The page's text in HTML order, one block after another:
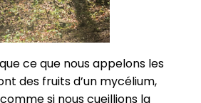
ce que nous appelons les
des fruits d’un mycélium,
si nous cueillions la